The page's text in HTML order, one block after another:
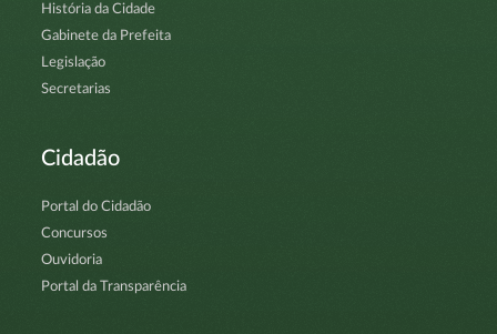
História da Cidade
Gabinete da Prefeita
Legislação
Secretarias
Cidadão
Portal do Cidadão
Concursos
Ouvidoria
Portal da Transparência